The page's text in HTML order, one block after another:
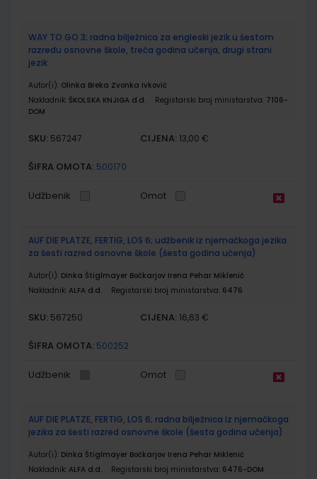
WAY TO GO 3; radna bilježnica za engleski jezik u šestom
razredu osnovne škole, treća godina učenja, drugi strani
jezik
Autor(i): Olinka Breka Zvonka Ivković
Nakladnik: ŠKOLSKA KNJIGA d.d. Registarski broj ministarstva: 7106-
DOM
SKU: 567247 CIJENA: 13,00 €
ŠIFRA OMOTA: 500170
Udžbenik Omot
AUF DIE PLATZE, FERTIG, LOS 6; udžbenik iz njemačkoga jezika
za šesti razred osnovne škole (šesta godina učenja)
Autor(i): Dinka Štiglmayer Bočkarjov Irena Pehar Miklenić
Nakladnik: ALFA d.d. Registarski broj ministarstva: 6476
SKU: 567250 CIJENA: 16,63 €
ŠIFRA OMOTA: 500252
Udžbenik Omot
AUF DIE PLATZE, FERTIG, LOS 6; radna bilježnica iz njemačkoga
jezika za šesti razred osnovne škole (šesta godina učenja)
Autor(i): Dinka Štiglmayer Bočkarjov Irena Pehar Miklenić
Nakladnik: ALFA d.d. Registarski broj ministarstva: 6476-DOM